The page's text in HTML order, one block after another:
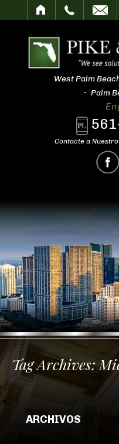
BUSCAR
West Palm
Palm
Contacte a
Tag Archives:
ARCHIVOS